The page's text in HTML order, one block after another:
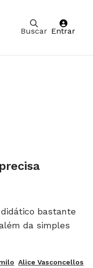
Buscar Entrar
bastante
da simples
Alice Vasconcellos